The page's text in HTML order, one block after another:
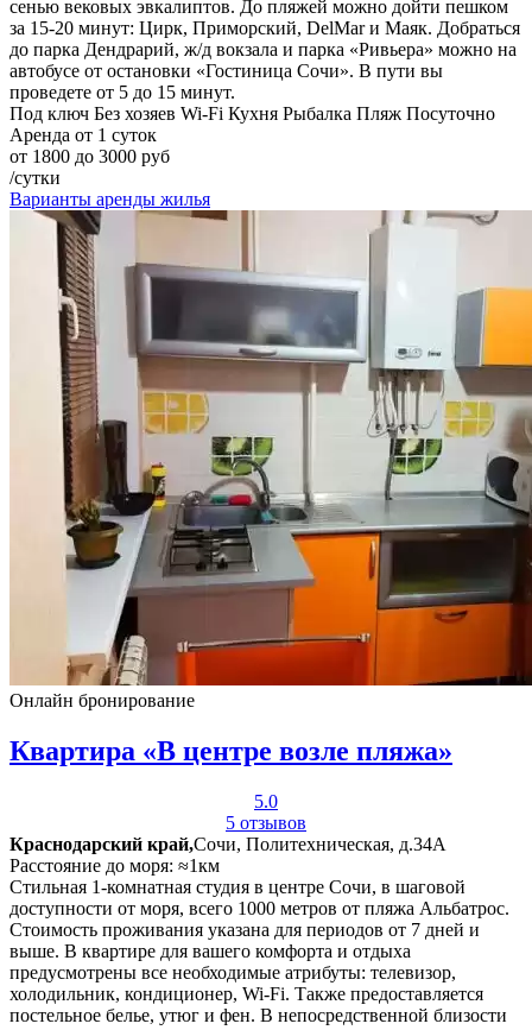
сенью вековых эвкалиптов. До пляжей можно дойти пешком
за 15-20 минут: Цирк, Приморский, DelMar и Маяк. Добраться
до парка Дендрарий, ж/д вокзала и парка «Ривьера» можно на
автобусе от остановки «Гостиница Сочи». В пути вы
проведете от 5 до 15 минут.
Под ключ Без хозяев Wi-Fi Кухня Рыбалка Пляж Посуточно
Аренда от 1 суток
от 1800 до 3000 руб
/сутки
Варианты аренды жилья
Онлайн бронирование
Квартира «В центре возле пляжа»
5.0
5 отзывов
Краснодарский край,Сочи, Политехническая, д.34А
Расстояние до моря: ≈1км
Стильная 1-комнатная студия в центре Сочи, в шаговой
доступности от моря, всего 1000 метров от пляжа Альбатрос.
Стоимость проживания указана для периодов от 7 дней и
выше. В квартире для вашего комфорта и отдыха
предусмотрены все необходимые атрибуты: телевизор,
холодильник, кондиционер, Wi-Fi. Также предоставляется
постельное белье, утюг и фен. В непосредственной близости